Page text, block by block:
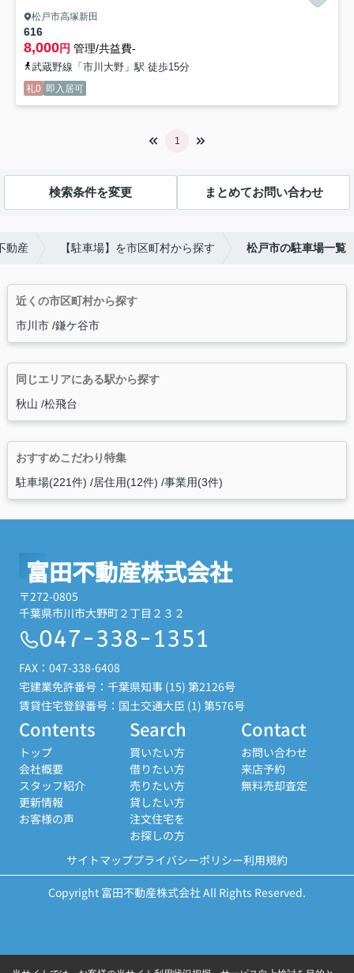
松戸市高塚新田
616
8,000円 管理/共益費-
武蔵野線「市川大野」駅 徒歩15分
礼0 即入居可
1
検索条件を変更 まとめてお問い合わせ
動産 【駐車場】を市区町村から探す 松戸市の駐車場一覧
近くの市区町村から探す
市川市 鎌ケ谷市
同じエリアにある駅から探す
秋山 松飛台
おすすめこだわり特集
駐車場(221件) 居住用(12件) 事業用(3件)
富田不動産株式会社
〒272-0805
千葉県市川市大野町２丁目２３２
047-338-1351
FAX：047-338-6408
宅建業免許番号：千葉県知事 (15) 第2126号
賃貸住宅登録番号：国土交通大臣 (1) 第576号
Contents
トップ
会社概要
スタッフ紹介
更新情報
お客様の声
Search
買いたい方
借りたい方
売りたい方
貸したい方
注文住宅を
お探しの方
Contact
お問い合わせ
来店予約
無料売却査定
サイトマッププライバシーポリシー利用規約
Copyright 富田不動産株式会社 All Rights Reserved.